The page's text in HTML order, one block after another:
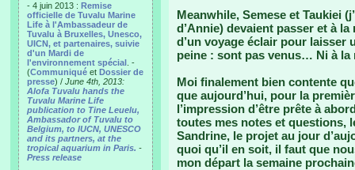
- 4 juin 2013 : Remise
officielle de Tuvalu Marine
Life à l'Ambassadeur de
Tuvalu à Bruxelles, Unesco,
UICN, et partenaires, suivie
d'un Mardi de
l'environnement spécial . -
(Communiqué et Dossier de
presse) / June 4th, 2013:
Alofa Tuvalu hands the
Tuvalu Marine Life
publication to Tine Leuelu,
Ambassador of Tuvalu to
Belgium, to IUCN, UNESCO
and its partners, at the
tropical aquarium in Paris. -
Press release
Meanwhile, Semese et Taukiei
d’Annie) devaient passer et à
d’un voyage éclair pour
peine : sont pas venus… Ni à
Moi finalement bien contente
que aujourd’hui, pour la
l’impression d’être prête à
toutes mes notes et questions,
Sandrine, le projet au jour
quoi qu’il en soit, il faut que
mon départ la semaine